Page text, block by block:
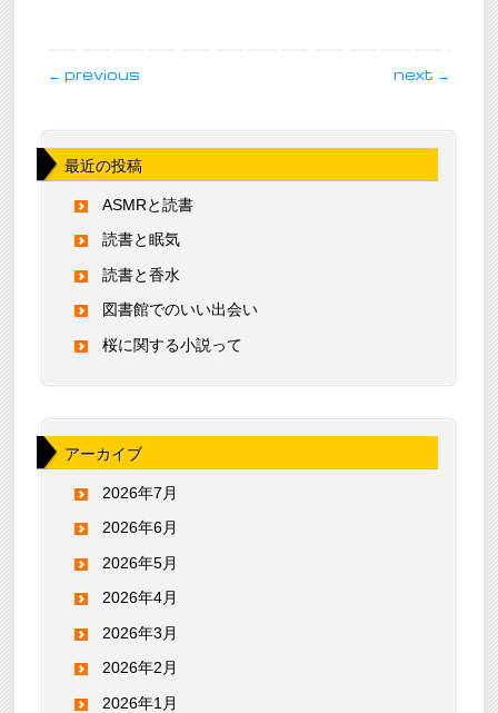
post navigation
← previous next →
最近の投稿
ASMRと読書
読書と眠気
読書と香水
図書館でのいい出会い
桜に関する小説って
アーカイブ
2026年7月
2026年6月
2026年5月
2026年4月
2026年3月
2026年2月
2026年1月